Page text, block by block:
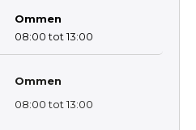
Ommen
08:00 tot 13:00
Ommen
08:00 tot 13:00